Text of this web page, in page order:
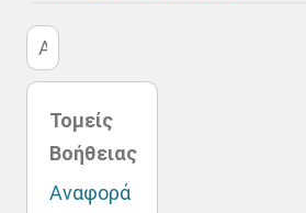
Τομείς
Βοήθειας
Αναφορά